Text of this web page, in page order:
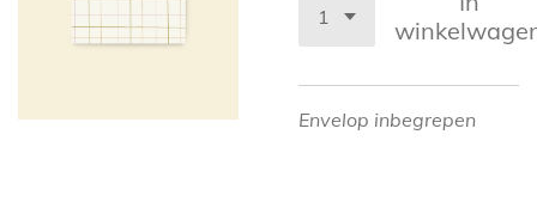
Envelop inbegrepen